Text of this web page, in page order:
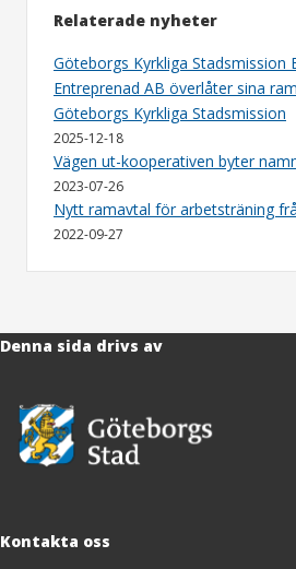
Relaterade nyheter
Göteborgs Kyrkliga Stadsmission
Entreprenad AB överlåter sina
Göteborgs Kyrkliga Stadsmission
2025-12-18
Vägen ut-kooperativen byter
2023-07-26
Nytt ramavtal för arbetsträning
2022-09-27
Denna sida drivs av
Kontakta oss